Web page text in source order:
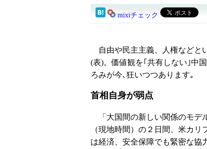
mixiチェック
自由や民主主義、人権などと
(表)。価値観を｢共有しない｣中
ろみが今､狂いつつあります｡
首相自身が弱点
「大国間の新しい関係のモデ
（現地時間）の２日間、米カ
は経済、安全保障でも緊密な協